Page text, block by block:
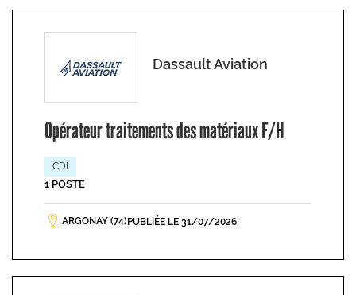
Dassault Aviation
Opérateur traitements des matériaux F/H
CDI
1 POSTE
ARGONAY (74) PUBLIÉE LE 31/07/2026